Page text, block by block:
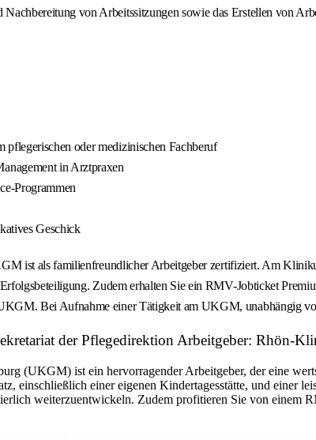
von Arbeitssitzungen sowie das Erstellen von
pflegerischen oder medizinischen Fachberuf
in Arztpraxen
Programmen
Geschick
ist als familienfreundlicher Arbeitgeber zertifiziert. Am
Zudem erhalten Sie ein RMV-Jobticket
Bei Aufnahme einer Tätigkeit am UKGM, unabhängig
der Pflegedirektion Arbeitgeber: Rhön-
(UKGM) ist ein hervorragender Arbeitgeber, der eine
einschließlich einer eigenen Kindertagesstätte, und einer
weiterzuentwickeln. Zudem profitieren Sie von